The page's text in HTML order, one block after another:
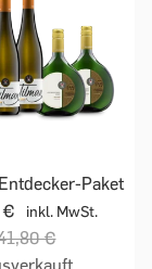
Paket
€
inkl. MwSt.
€